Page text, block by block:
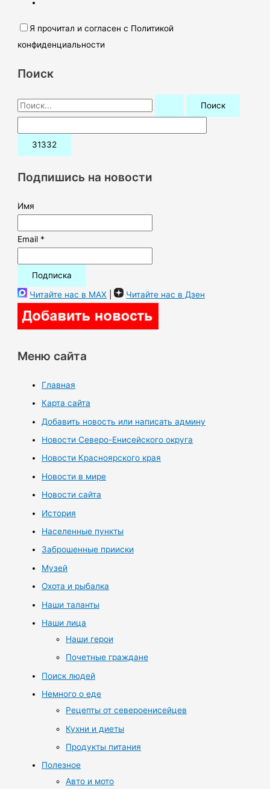
Я прочитал и согласен с Политикой
конфиденциальности
Поиск
П
о
и
:Подпишись на новости
Имя
Email *
Читайте нас в MAX | Читайте нас в Дзен
Меню сайта
Главная
Карта сайта
Добавить новость или написать админу
Новости Северо-Енисейского округа
Новости Красноярского края
Новости в мире
Новости сайта
История
Населенные пункты
Заброшенные прииски
Музей
Охота и рыбалка
Наши таланты
Наши лица
Наши герои
Почетные граждане
Поиск людей
Немного о еде
Рецепты от североенисейцев
Кухни и диеты
Продукты питания
Полезное
Авто и мото